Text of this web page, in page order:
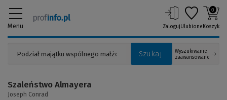
Menu
Szukaj
Wyszukiwanie
zaawansowane
ZalogujUlubione
0
Koszyk
Szaleństwo Almayera
Joseph Conrad